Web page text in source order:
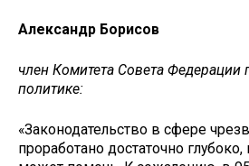
Александр Борисов
член Комитета Совета Федерации
политике:
«Законодательство в сфере
проработано достаточно